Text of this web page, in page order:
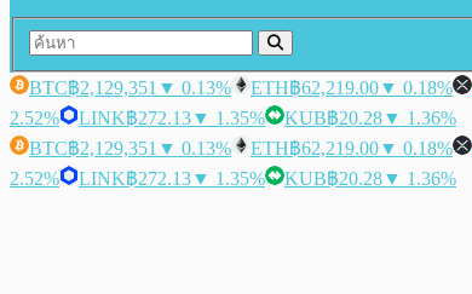
BTC฿2,129,351 ▼ 0.13% ETH฿62,219.00▼ 0.18%
2.52%
LINK฿272.13▼ 1.35% KUB฿20.28▼ 1.36%
BTC฿2,129,351 ▼ 0.13% ETH฿62,219.00▼ 0.18%
2.52%
LINK฿272.13▼ 1.35% KUB฿20.28▼ 1.36%